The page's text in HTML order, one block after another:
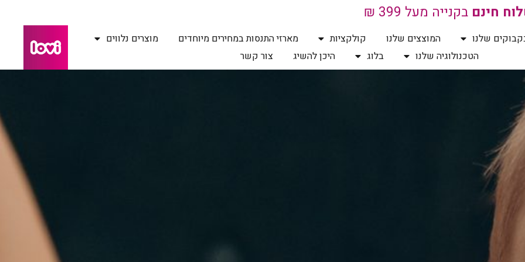
חינםבקנייה מעל 399 ₪
שלנו המוצצים שלנו קולקציות מארזי התנסות במחירים מיוחדים
מוצרים נלווים
הטכנולוגיה שלנו
בלוג היכן להשיג צור קשר